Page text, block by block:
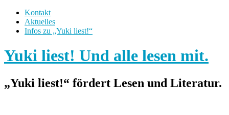
Kontakt
Aktuelles
Infos zu „Yuki liest!“
Yuki liest! Und alle lesen mit.
„Yuki liest!“ fördert Lesen und Literatur.